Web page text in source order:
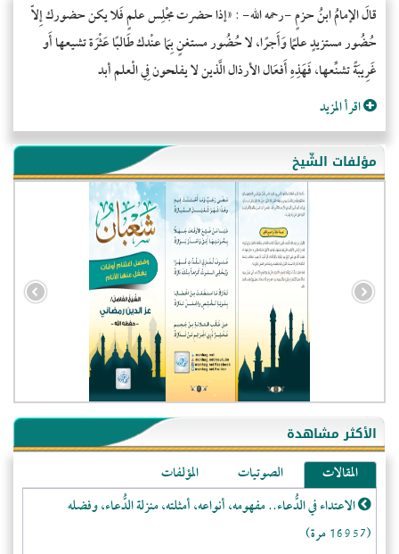
قالَ الإمامُ ابنُ حزمٍ -رحمه الله- : «إذا حضرت مجْلِس علمٍ فَلا يكن حضورك إِلاّ
حُضُور مستزيدٍ علمًا وَأَجرًا، لا حُضُور مستغنٍ بِمَا عنْدك طَالبًا عَثْرَة تشيعها أَو
غَرِيبَةً تشنِّعها، فَهَذِهِ أَفعَال الأرذال الَّذين لا يفلحون فِي الْعلم أبد
اقرأ المزيد
مؤلفات الشّيخ
الأكثر مشاهدة
المقالات الصوتيات
المؤلفات
الاعتداء في الدُّعاء.. مفهومه، أنواعه، أمثلته، منزلة الدُّعاء، وفضله
(16957 مرة)
- الولايات المتحدة (71973)
- فيتنام (21420)
-غير معروف (20786)
- الصين (10583)
- كندا (10217)
- فرنسا (9073)